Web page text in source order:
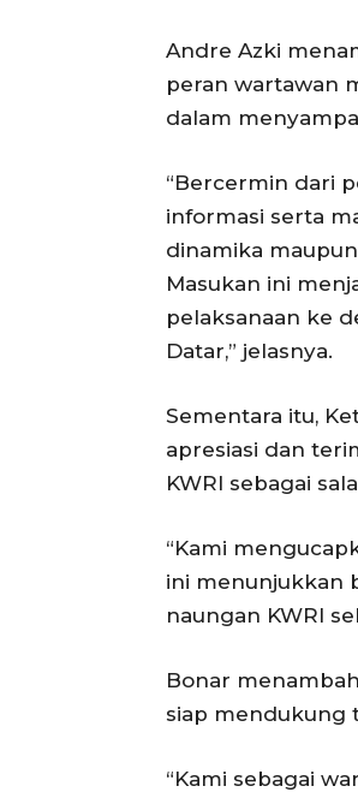
Andre Azki
peran wartawan
dalam
“Bercermin dari
informasi serta
dinamika
Masukan ini
pelaksanaan ke
Datar,” jelasnya.
Sementara itu,
apresiasi dan
KWRI sebagai
“Kami
ini menunjukkan
naungan KWRI
Bonar
siap mendukung
“Kami sebagai